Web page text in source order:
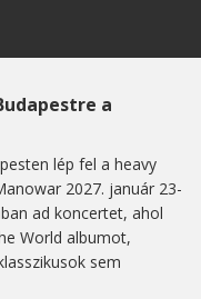
a
lép fel a heavy
2027. január 23-
ad koncertet, ahol
World albumot,
sem